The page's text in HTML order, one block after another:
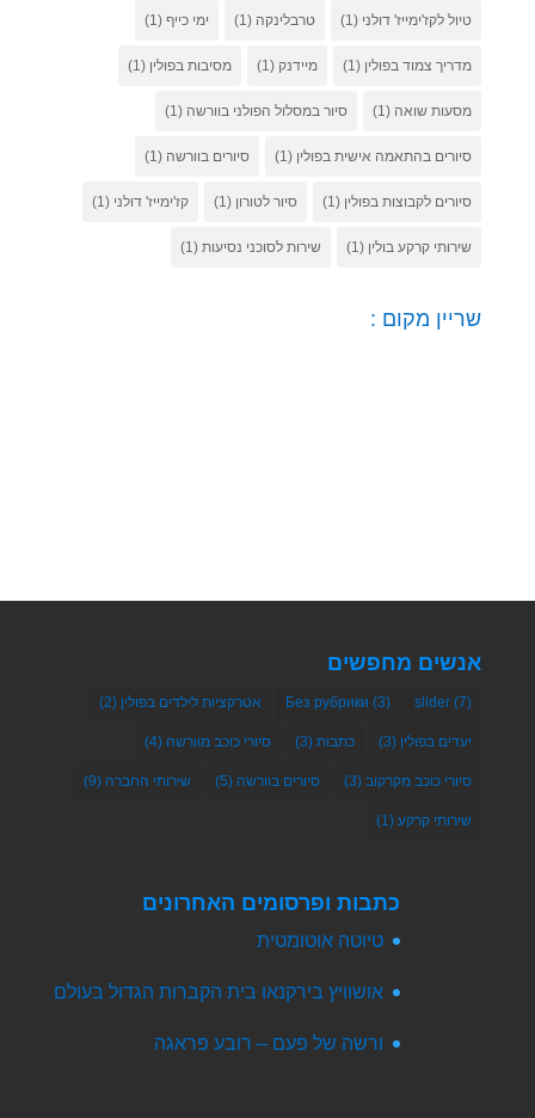
טיול לקז'ימייז' דולני (1) טרבלינקה (1) ימי כייף(1)
מדריך צמוד בפולין (1) מיידנק(1) מסיבות בפולין (1)
מסעות שואה (1) סיור במסלול הפולני בוורשה (1)
סיורים בהתאמה אישית בפולין (1) סיורים בוורשה (1)
סיורים לקבוצות בפולין (1) סיור לטורון (1) קז'ימייז' דולני (1)
שירותי קרקע בולין (1) שירות לסוכני נסיעות(1)
שריין מקום :
אנשים מחפשים
slider (7)
Без рубрики (3) אטרקציות לילדים בפולין (2)
יעדים בפולין (3) כתבות(3) סיורי כוכב מוורשה (4)
סיורי כוכב מקרקוב(3) סיורים בוורשה (5) שירותי החברה (9)
שירותי קרקע(1)
כתבות ופרסומים האחרונים
טיוטה אוטומטית
אושוויץ בירקנאו בית הקברות הגדול בעולם
ורשה של פעם – רובע פראגה